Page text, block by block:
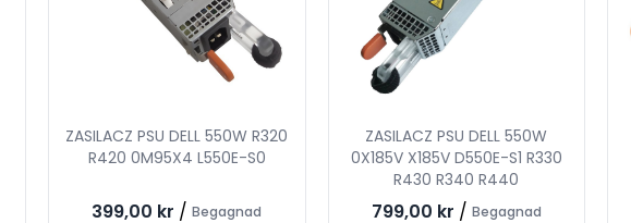
ZASILACZ PSU DELL 550W R320
R420 0M95X4 L550E-S0
399,00 kr / Begagnad
ZASILACZ PSU DELL 550W
0X185V X185V D550E-S1 R330
R430 R340 R440
799,00 kr / Begagnad